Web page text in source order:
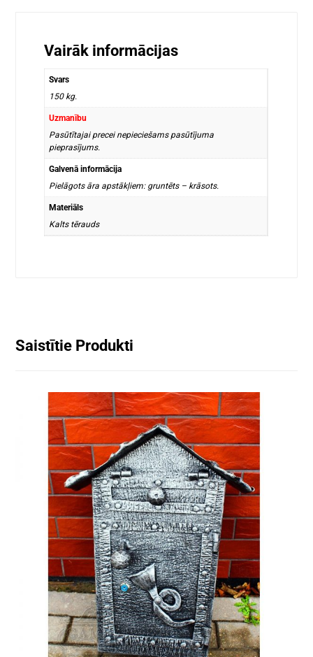
Vairāk informācijas
Svars
150 kg.
Uzmanību
Pasūtītajai precei nepieciešams pasūtījuma
pieprasījums.
Galvenā informācija
Pielāgots āra apstākļiem: gruntēts – krāsots.
Materiāls
Kalts tērauds
Saistītie Produkti